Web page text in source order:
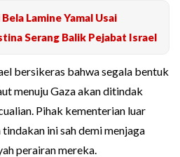
Lamine Yamal Usai
Serang Balik Pejabat Israel
bersikeras bahwa segala bentuk
menuju Gaza akan ditindak
Pihak kementerian luar
ini sah demi menjaga
perairan mereka.